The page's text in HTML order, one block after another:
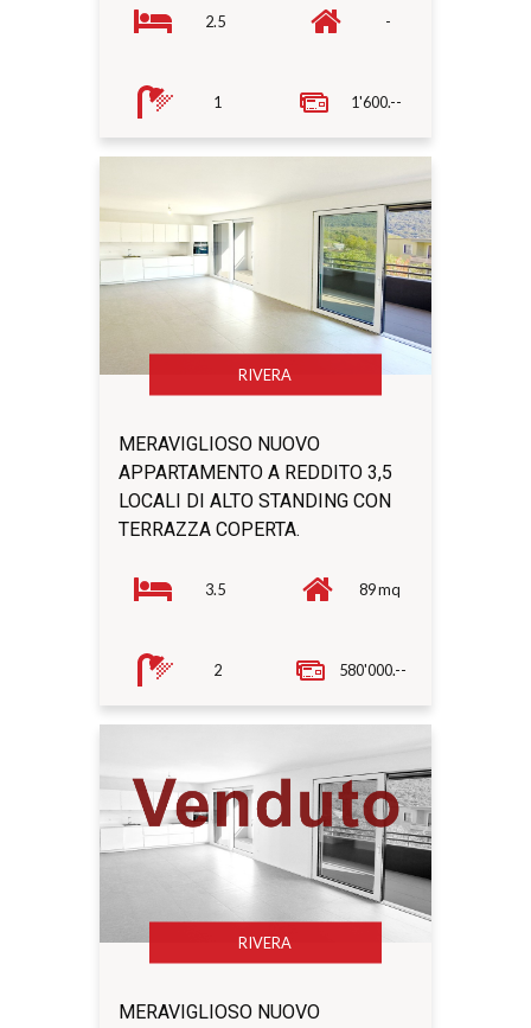
1'600.--
2.5 -
1
RIVERA
MERAVIGLIOSO NUOVO
APPARTAMENTO A REDDITO 3,5
LOCALI DI ALTO STANDING CON
TERRAZZA COPERTA.
580'000.--
3.5 89 mq
2
RIVERA
MERAVIGLIOSO NUOVO